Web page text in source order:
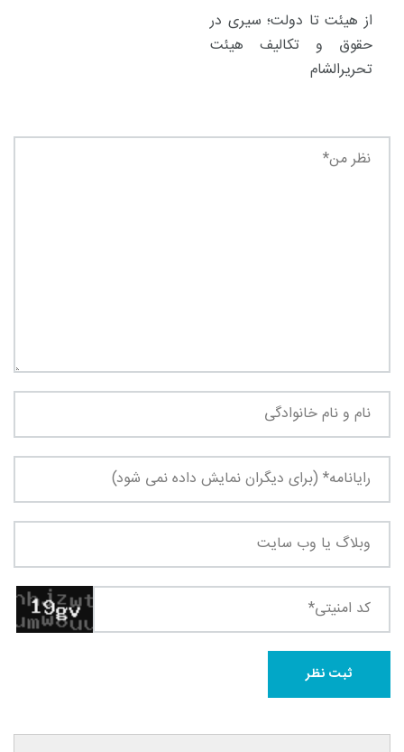
از هیئت تا دولت؛ سیری در
حقوق و تکالیف هیئت
تحریرالشام